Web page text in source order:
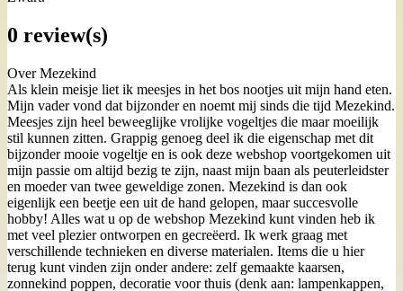
0 review(s)
Over Mezekind
Als klein meisje liet ik meesjes in het bos nootjes uit mijn hand eten.
Mijn vader vond dat bijzonder en noemt mij sinds die tijd Mezekind.
Meesjes zijn heel beweeglijke vrolijke vogeltjes die maar moeilijk
stil kunnen zitten. Grappig genoeg deel ik die eigenschap met dit
bijzonder mooie vogeltje en is ook deze webshop voortgekomen uit
mijn passie om altijd bezig te zijn, naast mijn baan als peuterleidster
en moeder van twee geweldige zonen. Mezekind is dan ook
eigenlijk een beetje een uit de hand gelopen, maar succesvolle
hobby! Alles wat u op de webshop Mezekind kunt vinden heb ik
met veel plezier ontworpen en gecreëerd. Ik werk graag met
verschillende technieken en diverse materialen. Items die u hier
terug kunt vinden zijn onder andere: zelf gemaakte kaarsen,
zonnekind poppen, decoratie voor thuis (denk aan: lampenkappen,